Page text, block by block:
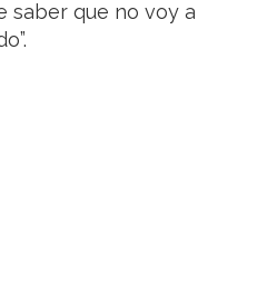
saber que no voy a